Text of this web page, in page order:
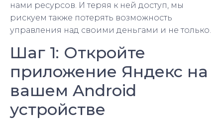
нами ресурсов. И теряя к ней доступ, мы
рискуем также потерять возможность
управления над своими деньгами и не только.
Шаг 1: Откройте
приложение Яндекс на
вашем Android
устройстве